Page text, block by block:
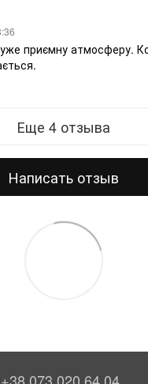
приємну атмосферу.
Еще 4 отзыва
Написать отзыв
+38 073 020 64 04